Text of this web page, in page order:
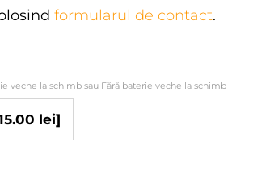
formularul de contact.
veche la schimb sau Fără baterie veche la schimb
lei]